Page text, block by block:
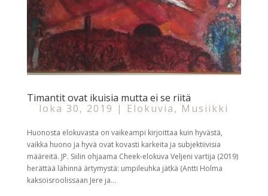
Timantit ovat ikuisia mutta ei se riitä
loka 30, 2019 | Elokuvia, Musiikki
Huonosta elokuvasta on vaikeampi kirjoittaa kuin hyvästä,
vaikka huono ja hyvä ovat kovasti karkeita ja subjektiivisia
määreitä. JP. Siilin ohjaama Cheek-elokuva Veljeni vartija (2019)
herättää lähinnä ärtymystä: umpileuhka jätkä (Antti Holma
kaksoisroolissaan Jere ja...